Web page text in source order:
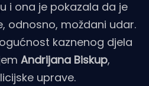
i ona je pokazala da je
odnosno, moždani udar.
kaznenog djela
Andrijana Biskup,
uprave.